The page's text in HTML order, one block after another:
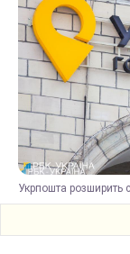
Укрпошта розширить